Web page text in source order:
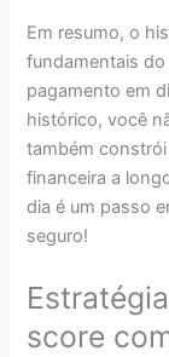
Em resumo, o
fundamentais
pagamento em
histórico, você
também
financeira a
dia é um passo
seguro!
score